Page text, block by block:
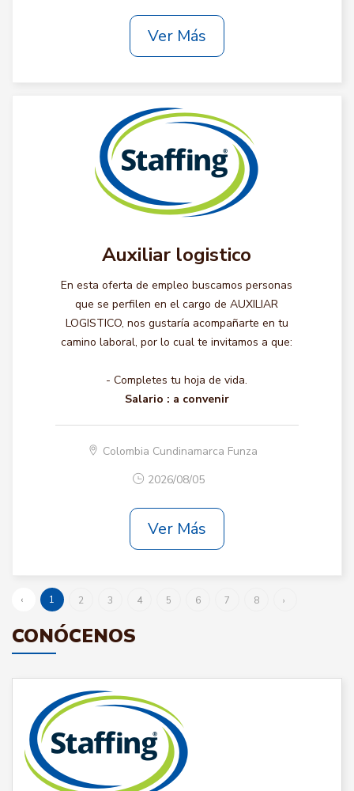
Ver Más
Auxiliar logistico
En esta oferta de empleo buscamos personas
que se perfilen en el cargo de AUXILIAR
LOGISTICO, nos gustaría acompañarte en tu
camino laboral, por lo cual te invitamos a que:
- Completes tu hoja de vida.
Salario : a convenir
Colombia Cundinamarca Funza
2026/08/05
Ver Más
‹ 1 2 3 4 5 6 7 8 ›
CONÓCENOS